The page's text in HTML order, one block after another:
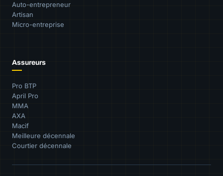
Auto-entrepreneur
Artisan
Micro-entreprise
Assureurs
Pro BTP
April Pro
MMA
AXA
Macif
Meilleure décennale
Courtier décennale